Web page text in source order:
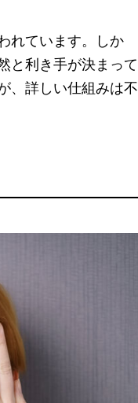
れています。しか
と利き手が決まって
、詳しい仕組みは不